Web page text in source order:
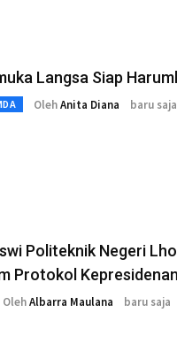
Langsa Siap
OlehAnita Diana baru saja
Politeknik Negeri
Protokol Kepresidenan
OlehAlbarra Maulana baru saja